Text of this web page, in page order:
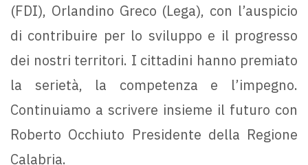
(FDI), Orlandino Greco (Lega), con l’auspicio
di contribuire per lo sviluppo e il progresso
dei nostri territori. I cittadini hanno premiato
la serietà, la competenza e l’impegno.
Continuiamo a scrivere insieme il futuro con
Roberto Occhiuto Presidente della Regione
Calabria.